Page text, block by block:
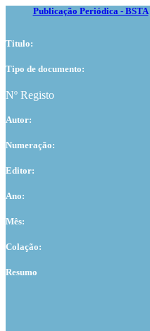
Publicação Periódica - BSTA
Titulo:
Tipo de documento:
Nº Registo
Autor:
Numeração:
Editor:
Ano:
Mês:
Colação:
Resumo